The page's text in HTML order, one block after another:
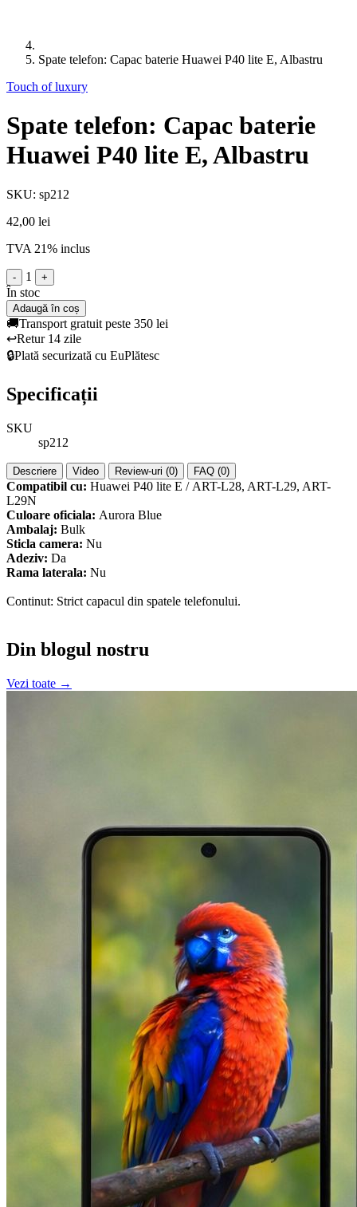
Spate telefon: Capac baterie Huawei P40 lite E, Albastru
Touch of luxury
Spate telefon: Capac baterie
Huawei P40 lite E, Albastru
SKU: sp212
42,00 lei
TVA 21% inclus
- 1 +
În stoc
Adaugă în coș
🚚Transport gratuit peste 350 lei
↩️Retur 14 zile
🔒Plată securizată cu EuPlătesc
Specificații
SKU
sp212
Descriere Video Review-uri (0) FAQ (0)
Compatibil cu: Huawei P40 lite E / ART-L28, ART-L29, ART-
L29N
Culoare oficiala: Aurora Blue
Ambalaj: Bulk
Sticla camera: Nu
Adeziv: Da
Rama laterala: Nu
Continut: Strict capacul din spatele telefonului.
Din blogul nostru
Vezi toate →